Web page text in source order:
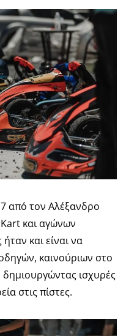
από τον Αλέξανδρο
και αγώνων
και είναι να
καινούριων στο
δημιουργώντας ισχυρές
στις πίστες.